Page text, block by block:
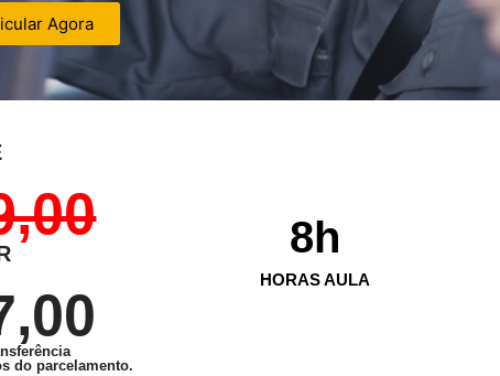
Agora
do parcelamento.
HORAS AULA
8h